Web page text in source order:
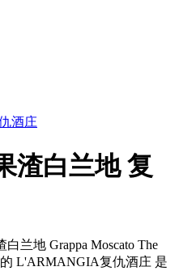
渣白兰地 复
兰地 Grappa Moscato The
的 L'ARMANGIA复仇酒庄 是